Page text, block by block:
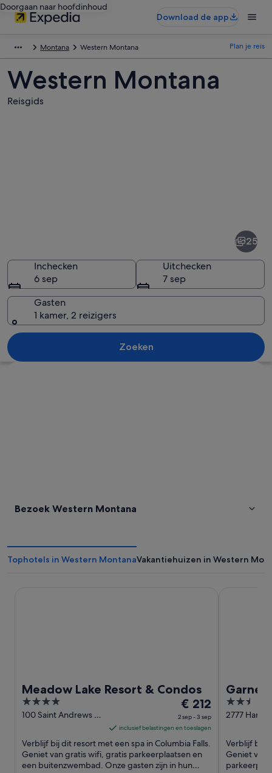
Doorgaan naar hoofdinhoud
Download de app
Montana Western Montana Plan je reis
Western Montana
Reisgids
Een bergketen met besneeuwde
25
Inchecken
6 sep
Uitchecken
7 sep
Gasten
1 kamer, 2 reizigers
Zoeken
Bezoek Western Montana
Tophotels in Western MontanaVakantiehuizen in Western
Meadow Lake Resort & Condos
4
out
5
100 Saint Andrews Dr
De
prijs
is
€ 212
per
nacht
€ 212
2 sep - 3 sep
inclusief belastingen en toeslagen
Verblijf bij dit resort met een spa in Columbia Falls.
Geniet van gratis wifi, gratis parkeerplaatsen en
een buitenzwembad. Onze gasten zijn in hun
Garner
2.5
out
5
2777
Verblijf bij
Geniet van